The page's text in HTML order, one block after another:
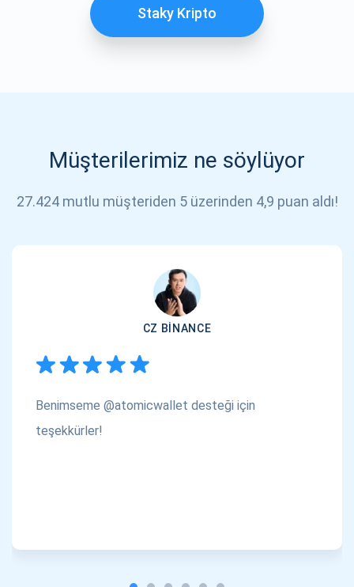
Staky Kripto
Müşterilerimiz ne söylüyor
27.424 mutlu müşteriden 5 üzerinden 4,9 puan aldı!
CZ BINANCE
Benimseme @atomicwallet desteği için
teşekkürler!